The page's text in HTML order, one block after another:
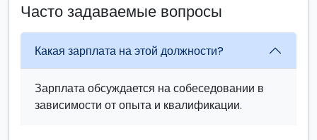
Часто задаваемые вопросы
Какая зарплата на этой должности?
Зарплата обсуждается на собеседовании в
зависимости от опыта и квалификации.